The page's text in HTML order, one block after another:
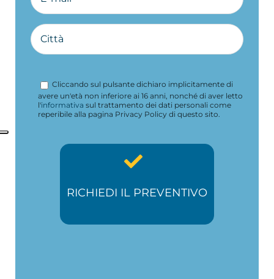
Cliccando sul pulsante dichiaro implicitamente di
avere un'età non inferiore ai 16 anni, nonché di aver letto
l'informativa sul trattamento dei dati personali come
reperibile alla pagina Privacy Policy di questo sito.